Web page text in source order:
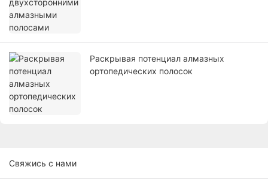
Раскрывая потенциал алмазных
ортопедических полосок
Свяжись с нами